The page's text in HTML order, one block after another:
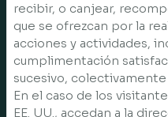
recibir, o canjear,
que se ofrezcan por la
acciones y actividades,
cumplimentación
sucesivo,
En el caso de los
EE. UU., accedan a la